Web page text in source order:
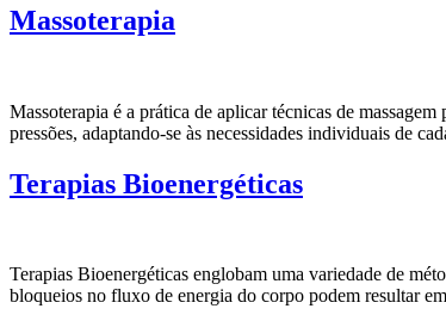
Massoterapia
Massoterapia é a prática de aplicar técnicas de
pressões, adaptando-se às necessidades individuais de
Terapias Bioenergéticas
Terapias Bioenergéticas englobam uma variedade de
bloqueios no fluxo de energia do corpo podem resultar